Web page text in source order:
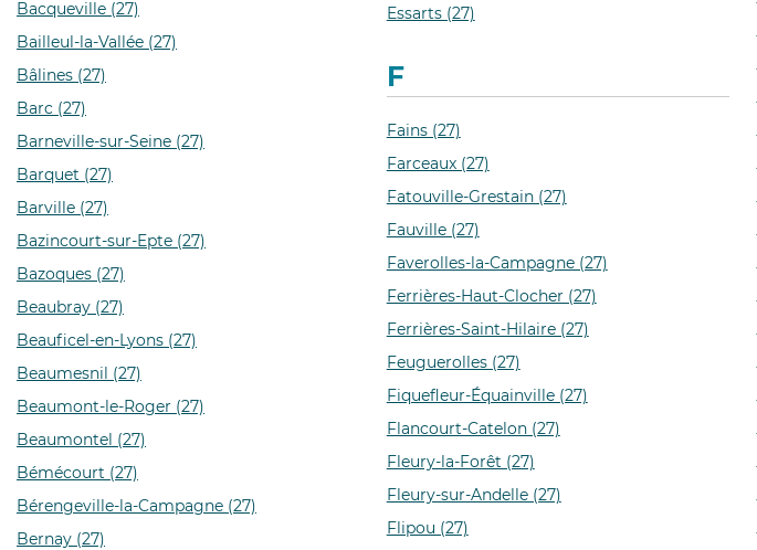
Bacqueville (27)
Bailleul-la-Vallée (27)
Bâlines (27)
Barc (27)
Barneville-sur-Seine (27)
Barquet (27)
Barville (27)
Bazincourt-sur-Epte (27)
Bazoques (27)
Beaubray (27)
Beauficel-en-Lyons (27)
Beaumesnil (27)
Beaumont-le-Roger (27)
Beaumontel (27)
Bémécourt (27)
Bérengeville-la-Campagne (27)
Bernay (27)
Essarts (27)
F
Fains (27)
Farceaux (27)
Fatouville-Grestain (27)
Fauville (27)
Faverolles-la-Campagne (27)
Ferrières-Haut-Clocher (27)
Ferrières-Saint-Hilaire (27)
Feuguerolles (27)
Fiquefleur-Équainville (27)
Flancourt-Catelon (27)
Fleury-la-Forêt (27)
Fleury-sur-Andelle (27)
Flipou (27)